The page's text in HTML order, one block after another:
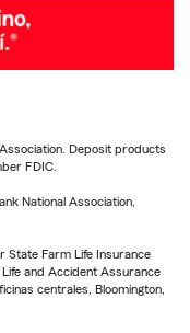
Deposit products
FDIC.
National Association,
State Farm Life Insurance
and Accident Assurance
centrales, Bloomington,